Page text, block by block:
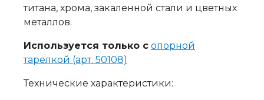
титана, хрома, закаленной стали и цветных
металлов.
Используется только с опорной
тарелкой (арт. 50108)
Технические характеристики: